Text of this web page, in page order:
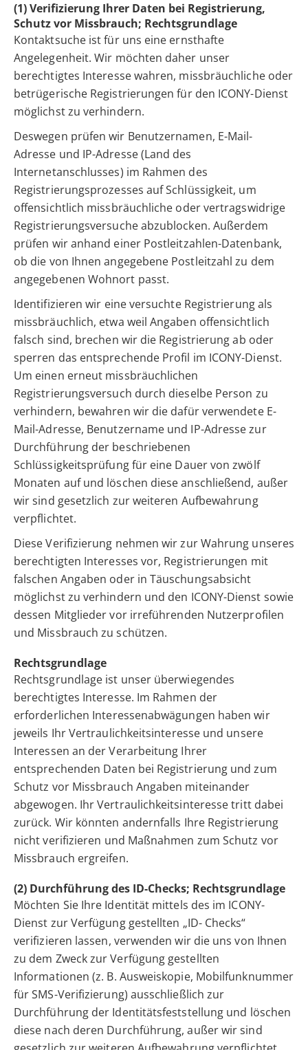
(1) Verifizierung Ihrer Daten bei Registrierung,
Schutz vor Missbrauch; Rechtsgrundlage
Kontaktsuche ist für uns eine ernsthafte
Angelegenheit. Wir möchten daher unser
berechtigtes Interesse wahren, missbräuchliche oder
betrügerische Registrierungen für den ICONY-Dienst
möglichst zu verhindern.
Deswegen prüfen wir Benutzernamen, E-Mail-
Adresse und IP-Adresse (Land des
Internetanschlusses) im Rahmen des
Registrierungsprozesses auf Schlüssigkeit, um
offensichtlich missbräuchliche oder vertragswidrige
Registrierungsversuche abzublocken. Außerdem
prüfen wir anhand einer Postleitzahlen-Datenbank,
ob die von Ihnen angegebene Postleitzahl zu dem
angegebenen Wohnort passt.
Identifizieren wir eine versuchte Registrierung als
missbräuchlich, etwa weil Angaben offensichtlich
falsch sind, brechen wir die Registrierung ab oder
sperren das entsprechende Profil im ICONY-Dienst.
Um einen erneut missbräuchlichen
Registrierungsversuch durch dieselbe Person zu
verhindern, bewahren wir die dafür verwendete E-
Mail-Adresse, Benutzername und IP-Adresse zur
Durchführung der beschriebenen
Schlüssigkeitsprüfung für eine Dauer von zwölf
Monaten auf und löschen diese anschließend, außer
wir sind gesetzlich zur weiteren Aufbewahrung
verpflichtet.
Diese Verifizierung nehmen wir zur Wahrung unseres
berechtigten Interesses vor, Registrierungen mit
falschen Angaben oder in Täuschungsabsicht
möglichst zu verhindern und den ICONY-Dienst sowie
dessen Mitglieder vor irreführenden Nutzerprofilen
und Missbrauch zu schützen.
Rechtsgrundlage
Rechtsgrundlage ist unser überwiegendes
berechtigtes Interesse. Im Rahmen der
erforderlichen Interessenabwägungen haben wir
jeweils Ihr Vertraulichkeitsinteresse und unsere
Interessen an der Verarbeitung Ihrer
entsprechenden Daten bei Registrierung und zum
Schutz vor Missbrauch Angaben miteinander
abgewogen. Ihr Vertraulichkeitsinteresse tritt dabei
zurück. Wir könnten andernfalls Ihre Registrierung
nicht verifizieren und Maßnahmen zum Schutz vor
Missbrauch ergreifen.
(2) Durchführung des ID-Checks; Rechtsgrundlage
Möchten Sie Ihre Identität mittels des im ICONY-
Dienst zur Verfügung gestellten „ID- Checks“
verifizieren lassen, verwenden wir die uns von Ihnen
zu dem Zweck zur Verfügung gestellten
Informationen (z. B. Ausweiskopie, Mobilfunknummer
für SMS-Verifizierung) ausschließlich zur
Durchführung der Identitätsfeststellung und löschen
diese nach deren Durchführung, außer wir sind